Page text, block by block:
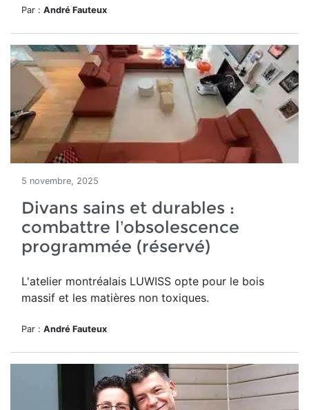
Par : André Fauteux
5 novembre, 2025
Divans sains et durables :
combattre l’obsolescence
programmée (réservé)
L'atelier montréalais LUWISS opte pour le bois
massif et les matières non toxiques.
Par : André Fauteux